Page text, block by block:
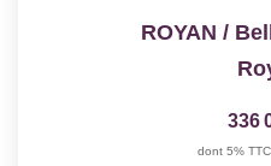
ROYAN /
336
dont 5%